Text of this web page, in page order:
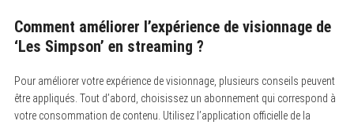
Comment améliorer l’expérience de visionnage de
‘Les Simpson’ en streaming ?
Pour améliorer votre expérience de visionnage, plusieurs conseils peuvent
être appliqués. Tout d’abord, choisissez un abonnement qui correspond à
votre consommation de contenu. Utilisez l’application officielle de la